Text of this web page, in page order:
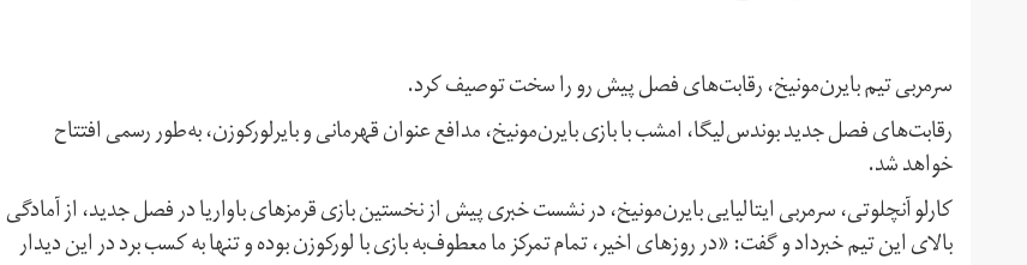
سرمربی تیم بایرن‌مونیخ، رقابت‌های فصل پیش رو را سخت توصیف کرد.
رقابت‌های فصل جدید بوندس‌لیگا، امشب با بازی بایرن‌مونیخ، مدافع عنوان قهرمانی و بایرلورکوزن، به‌طور رسمی افتتاح
خواهد شد.
کارلو آنچلوتی، سرمربی ایتالیایی بایرن‌مونیخ، در نشست خبری پیش از نخستین بازی قرمزهای باواریا در فصل جدید، از آمادگی
بالای این تیم خبرداد و گفت: «در روزهای اخیر، تمام تمرکز ما معطوف‌به بازی با لورکوزن بوده و تنها به کسب برد در این دیدار